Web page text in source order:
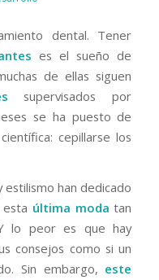
dental. Tener
es el sueño de
de ellas siguen
supervisados por
se ha puesto de
cepillarse los
han dedicado
última moda tan
lo peor es que hay
consejos como si un
Sin embargo, este